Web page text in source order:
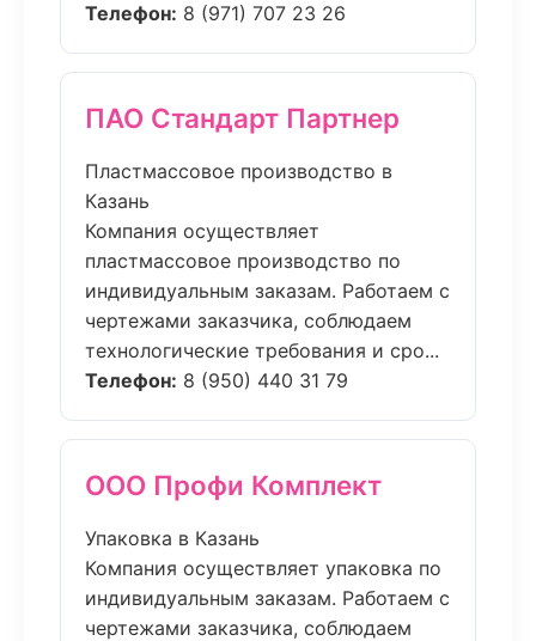
Телефон: 8 (971) 707 23 26
ПАО Стандарт Партнер
Пластмассовое производство в
Казань
Компания осуществляет
пластмассовое производство по
индивидуальным заказам. Работаем с
чертежами заказчика, соблюдаем
технологические требования и сро...
Телефон: 8 (950) 440 31 79
ООО Профи Комплект
Упаковка в Казань
Компания осуществляет упаковка по
индивидуальным заказам. Работаем с
чертежами заказчика, соблюдаем